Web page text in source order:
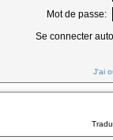
Mot de passe:
Se connecter
J'ai